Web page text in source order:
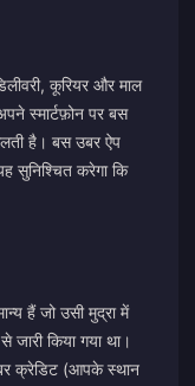
कूरियर और माल
स्मार्टफ़ोन पर बस
है। बस उबर ऐप
सुनिश्चित करेगा कि
हैं जो उसी मुद्रा में
किया गया था।
क्रेडिट (आपके स्थान